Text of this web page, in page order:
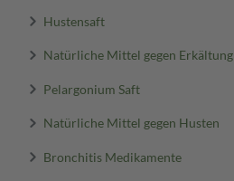
Hustensaft
Natürliche Mittel gegen Erkältung
Pelargonium Saft
Natürliche Mittel gegen Husten
Bronchitis Medikamente